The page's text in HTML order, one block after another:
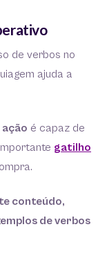
de verbos no
ajuda a
é capaz de
gatilho
conteúdo,
de verbos